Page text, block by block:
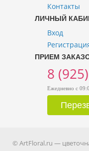
Контакты
ЛИЧНЫЙ
Вход
ПРИЕМ
8
Ежедневно с
© ArtFloral.ru —